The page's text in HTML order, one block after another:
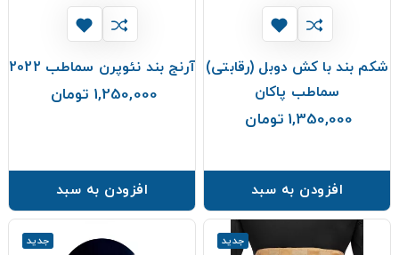
شکم بند با کش دوبل (رقابتی)
سماطب پاکان
1,350,000 تومان
افزودن به سبد
آرنج بند نئوپرن سماطب 2022
1,250,000 تومان
افزودن به سبد
جدید جدید